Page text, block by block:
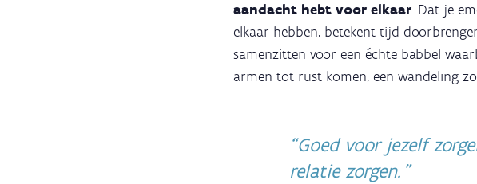
aandacht hebt voor elkaar. Dat je
elkaar hebben, betekent tijd
samenzitten voor een échte babbel
armen tot rust komen, een wandeling
Goed voor jezelf
relatie zorgen.